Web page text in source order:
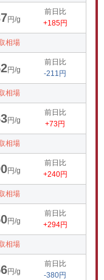
円/g
前日比
+185円
相場
円/g
前日比
-211円
相場
円/g
前日比
+73円
相場
円/g
前日比
+240円
相場
円/g
前日比
+294円
相場
円/g
前日比
-380円